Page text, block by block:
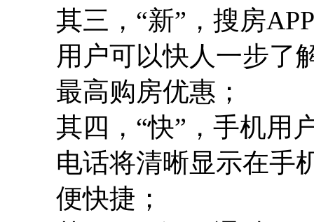
其三，“新”，搜房
用户可以快人一步了
最高购房优惠；
其四，“快”，手机用
电话将清晰显示在手
便快捷；